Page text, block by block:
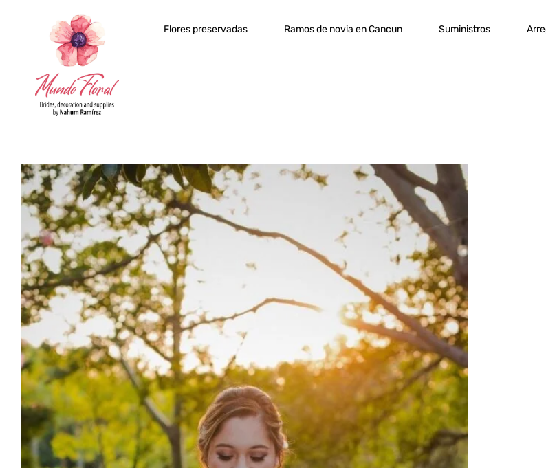
Flores preservadas Ramos de novia en Cancun Suministros